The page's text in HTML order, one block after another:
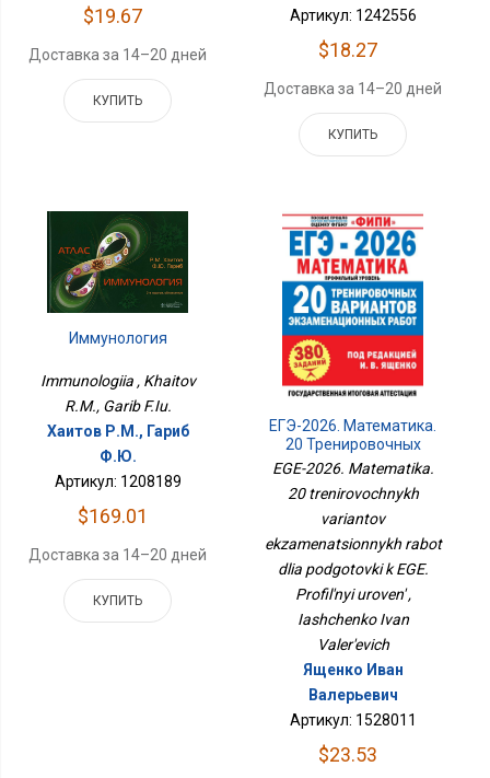
$19.67
Доставка за 14–20 дней
КУПИТЬ
Артикул: 1242556
$18.27
Доставка за 14–20 дней
КУПИТЬ
Иммунология
Immunologiia , Khaitov
R.M., Garib F.Iu.
Хаитов Р.М., Гариб
Ф.Ю.
Артикул: 1208189
$169.01
Доставка за 14–20 дней
КУПИТЬ
ЕГЭ-2026. Математика.
20 Тренировочных
Вариантов
Работ Для Подготовки К
ЕГЭ. Профильный
Уровень
EGE-2026. Matematika.
20 trenirovochnykh
variantov
ekzamenatsionnykh rabot
dlia podgotovki k EGE.
Profil'nyi uroven' ,
Iashchenko Ivan
Valer'evich
Ященко Иван
Валерьевич
Артикул: 1528011
$23.53